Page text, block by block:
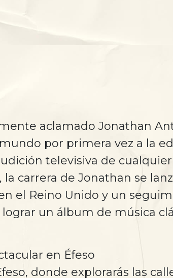
aclamado Jonathan
por primera vez a la
televisiva de
carrera de Jonathan se
el Reino Unido y un
un álbum de música
en Éfeso
donde explorarás las